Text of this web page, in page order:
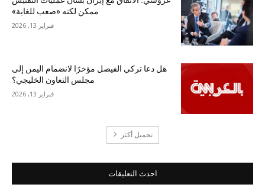
ممكن لكنه «صعب للغاية»
فبراير 13, 2026
هل دعا تركي الفيصل مؤخرًا لانضمام اليمن إلى
مجلس التعاون الخليجي؟
فبراير 13, 2026
تحميل أكثر
احدث التعليقات